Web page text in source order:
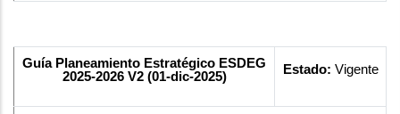
Guía Planeamiento Estratégico ESDEG
2025-2026 V2 (01-dic-2025)
Estado: Vigente